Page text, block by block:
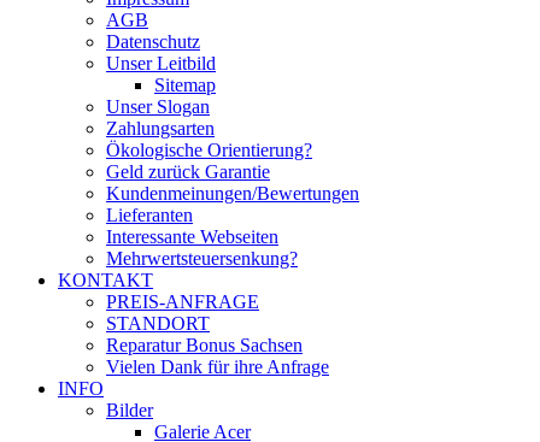
AGB
Datenschutz
Unser Leitbild
Sitemap
Unser Slogan
Zahlungsarten
Ökologische Orientierung?
Geld zurück Garantie
Kundenmeinungen/Bewertungen
Lieferanten
Interessante Webseiten
Mehrwertsteuersenkung?
KONTAKT
PREIS-ANFRAGE
STANDORT
Reparatur Bonus Sachsen
Vielen Dank für ihre Anfrage
INFO
Bilder
Galerie Acer